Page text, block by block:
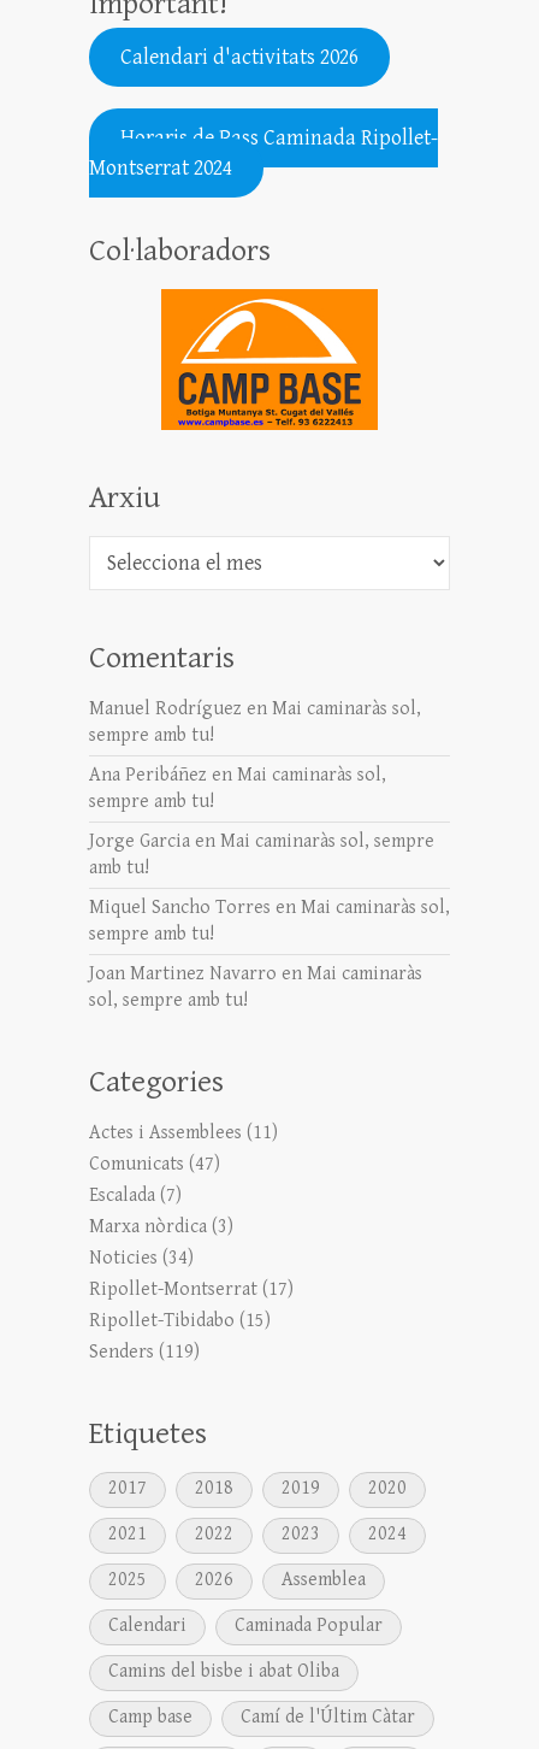
Calendari d'activitats 2026
.......................................................
Horaris de Pass Caminada Ripollet-
Montserrat 2024
Col·laboradors
Arxiu
Arxiu
Comentaris
Manuel Rodríguez en Mai caminaràs sol,
sempre amb tu!
Ana Peribáñez en Mai caminaràs sol,
sempre amb tu!
Jorge Garcia en Mai caminaràs sol, sempre
amb tu!
Miquel Sancho Torres en Mai caminaràs sol,
sempre amb tu!
Joan Martinez Navarro en Mai caminaràs
sol, sempre amb tu!
Categories
Actes i Assemblees (11)
Comunicats (47)
Escalada (7)
Marxa nòrdica (3)
Noticies (34)
Ripollet-Montserrat (17)
Ripollet-Tibidabo (15)
Senders (119)
Etiquetes
2017 2018 2019
2020
2021
2022 2023
2024
2025
2026
Assemblea
Calendari
Caminada Popular
Camins del bisbe i abat Oliba
Camp base
Camí de l'Últim Càtar